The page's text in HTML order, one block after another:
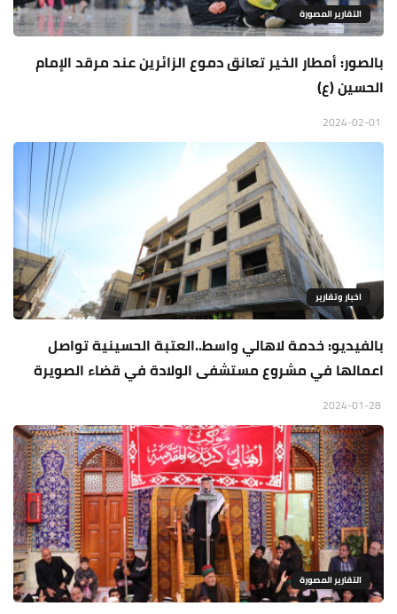
التقارير المصورة
بالصور: أمطار الخير تعانق دموع الزائرين عند مرقد الإمام
الحسين (ع)
اخبار وتقارير
بالفيديو: خدمة لاهالي واسط..العتبة الحسينية تواصل
اعمالها في مشروع مستشفى الولادة في قضاء الصويرة
التقارير المصورة